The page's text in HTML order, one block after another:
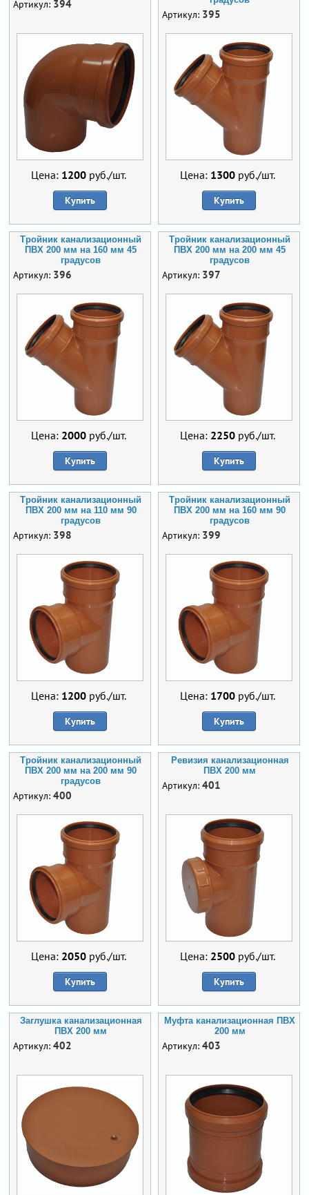
Артикул: 394
Цена: 1200руб./шт.
Купить
Артикул: 395
Цена: 1300руб./шт.
Купить
Тройник канализационный
ПВХ 200 мм на 160 мм 45
градусов
Артикул: 396
Цена: 2000руб./шт.
Купить
Тройник канализационный
ПВХ 200 мм на 200 мм 45
градусов
Артикул: 397
Цена: 2250руб./шт.
Купить
Тройник канализационный
ПВХ 200 мм на 110 мм 90
градусов
Артикул: 398
Цена: 1200руб./шт.
Купить
Тройник канализационный
ПВХ 200 мм на 160 мм 90
градусов
Артикул: 399
Цена: 1700руб./шт.
Купить
Тройник канализационный
ПВХ 200 мм на 200 мм 90
градусов
Артикул: 400
Цена: 2050руб./шт.
Купить
Ревизия канализационная
ПВХ 200 мм
Артикул: 401
Цена: 2500руб./шт.
Купить
Заглушка канализационная
ПВХ 200 мм
Артикул: 402
Муфта канализационная ПВХ
200 мм
Артикул: 403